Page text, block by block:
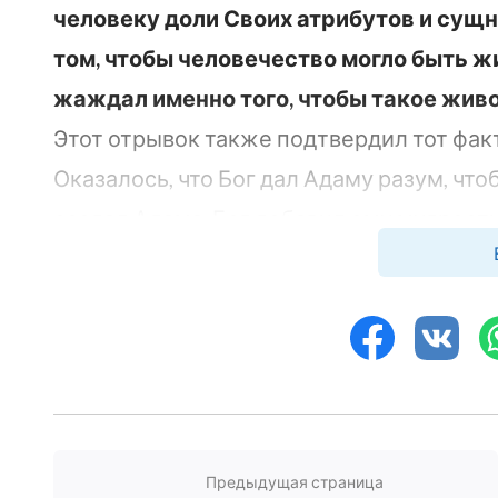
человеку доли Своих атрибутов и
том, чтобы человечество могло
жаждал именно того, чтобы такое
Этот отрывок также подтвердил тот
Оказалось, что Бог дал Адаму разум,
самостоятельно. Адам не читал ни
Затем я вспомнила людей, чьи имена на
лидерами или гражданскими лицами,
Предыдущая страница